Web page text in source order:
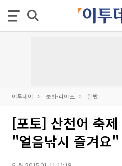
이투데이 문화·라이프 일반
[포토] 산천어 축
"얼음낚시 즐겨요"